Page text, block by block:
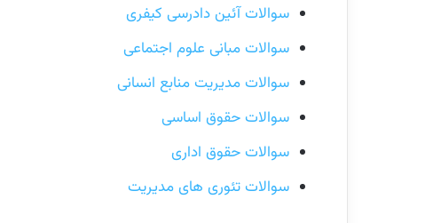
سوالات آئین دادرسی کیفری
سوالات مبانی علوم اجتماعی
سوالات مدیریت منابع انسانی
سوالات حقوق اساسی
سوالات حقوق اداری
سوالات تئوری های مدیریت